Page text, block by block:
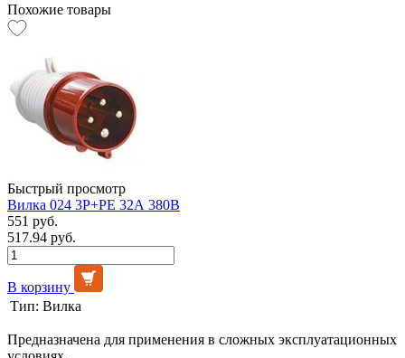
Похожие товары
Быстрый просмотр
Вилка 024 3Р+РЕ 32А 380В
551 руб.
517.94 руб.
В корзину
Тип: Вилка
Предназначена для применения в сложных эксплуатационных